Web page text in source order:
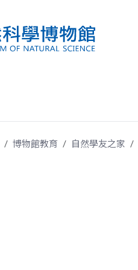
博物館教育 自然學友之家